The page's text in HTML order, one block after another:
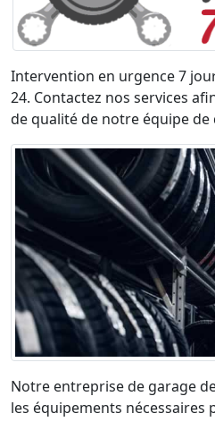
Intervention en urgence 7
24. Contactez nos services
de qualité de notre équipe de
Notre entreprise de garage
les équipements nécessaires